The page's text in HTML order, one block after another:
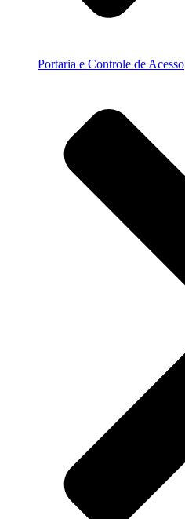
Portaria e Controle de Acesso